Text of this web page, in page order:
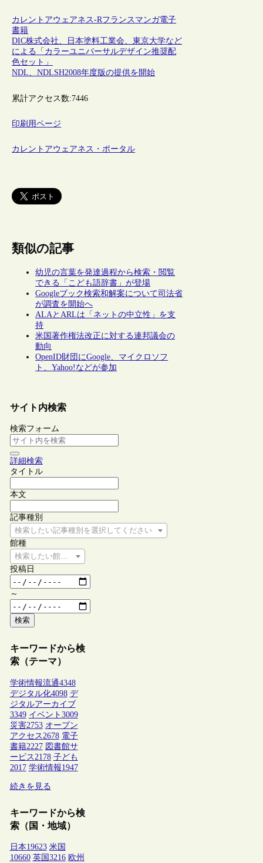
カレントアウェアネス-Rフランス マンガ電子
書籍
DIC株式会社、日本塗料工業会、東京大学など
による「カラーユニバーサルデザイン推奨配
色セット」
NDL、NDLSH2008年度版の提供を開始
累計アクセス数:7446
印刷用ページ
カレントアウェアネス・ポータル
類似の記事
幼児の言葉を発達過程から検索・閲覧
できる「こども語辞書」が登場
Googleブック検索和解案について司法省
が調査を開始へ
ALAとARLは「ネットの中立性」を支
持
米国著作権法改正に対する連邦議会の
動向
OpenID財団にGoogle、マイクロソフ
ト、Yahoo!などが参加
サイト内検索
検索フォーム
詳細検索
タイトル
本文
記事種別
検索したい記事種別を選択してください
館種
検索したい館種を選択してください
投稿日
～
検索
キーワードから検
索（テーマ）
学術情報流通4348
デジタル化4098 デ
ジタルアーカイブ
3349 イベント 3009
災害2753 オープン
アクセス 2678 電子
書籍2227 図書館サ
ービス 2178 子ども
2017 学術情報1947
続きを見る
キーワードから検
索（国・地域）
日本19623 米国
10660 英国 3216 欧州